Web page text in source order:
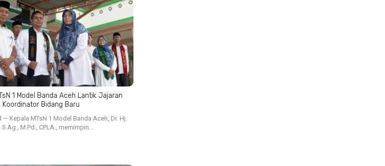
1 Model Banda Aceh Lantik Jajaran
Koordinator Bidang Baru
— Kepala MTsN 1 Model Banda Aceh, Dr. Hj.
M.Pd., CPLA., memimpin…